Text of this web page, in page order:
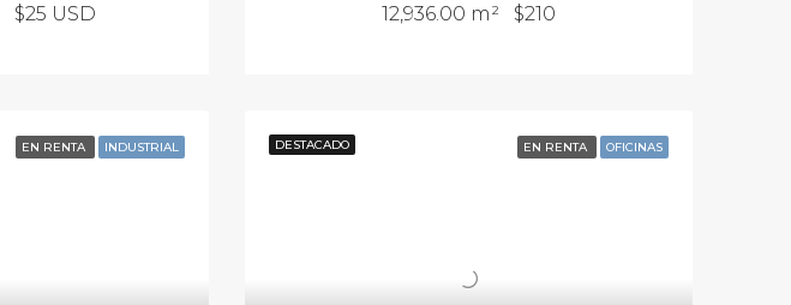
$25 USD 12,936.00 m² $210
EN RENTA INDUSTRIAL DESTACADO EN RENTA OFICINAS